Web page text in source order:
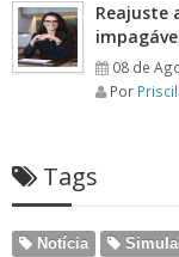
Reajuste
08 de
Por
Tags
Notícia